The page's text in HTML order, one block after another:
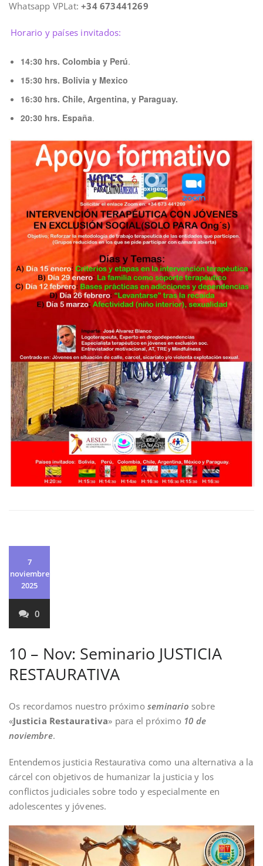
Whatsapp VPLat:+34 673441269
Horario y países invitados:
14:30 hrs. Colombia y Perú.
15:30 hrs. Bolivia y Mexico
16:30 hrs. Chile, Argentina, y Paraguay.
20:30 hrs. España.
7
noviembre
2025
0
10 – Nov: Seminario JUSTICIA
RESTAURATIVA
Os recordamos nuestro próximo seminario sobre
«Justicia Restaurativa» para el próximo 10 de
noviembre.
Entendemos justicia Restaurativa como una alternativa a la
cárcel con objetivos de humanizar la justicia y los
conflictos judiciales sobre todo y especialmente en
adolescentes y jóvenes.